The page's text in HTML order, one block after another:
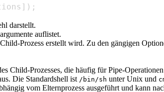
] ) ;
darstellt.
auflistet.
Prozess erstellt wird. Zu den gängigen
Child-Prozesses, die häufig für Pipe-
Die Standardshell ist /bin/sh unter Unix und
vom Elternprozess ausgeführt und kann